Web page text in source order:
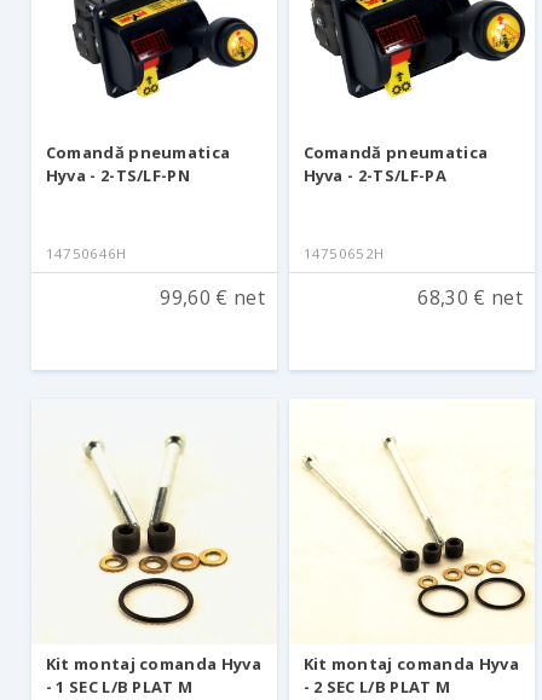
Comandă pneumatica
Hyva - 2-TS/LF-PN
14750646H
99,60 € net
Comandă pneumatica
Hyva - 2-TS/LF-PA
14750652H
68,30 € net
Kit montaj comanda Hyva
- 1 SEC L/B PLAT M
Kit montaj comanda Hyva
- 2 SEC L/B PLAT M